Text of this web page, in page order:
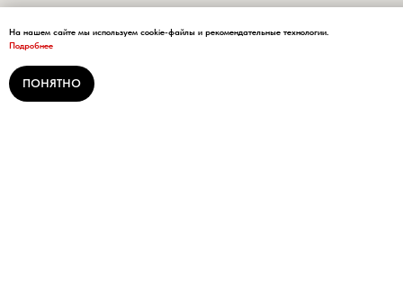
На нашем сайте мы используем cookie-файлы и рекомендательные технологии.
Подробнее
ПОНЯТНО